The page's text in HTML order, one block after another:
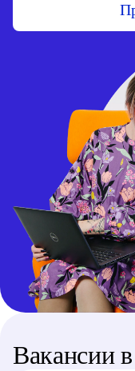
Вакансии